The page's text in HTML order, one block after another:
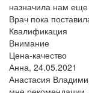
назначила нам еще
Врач пока
Квалификация
Внимание
Цена-качество
Анна, 24.05.2021
Анастасия